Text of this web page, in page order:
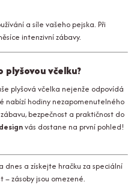
a síle vašeho pejska. Při
intenzivní zábavy.
včelku?
plyšová včelka nejenže odpovídá
nabízí hodiny nezapomenutelného
bezpečnost a praktičnost do
vás dostane na první pohled!
dnes a získejte hračku za speciální
zásoby jsou omezené.